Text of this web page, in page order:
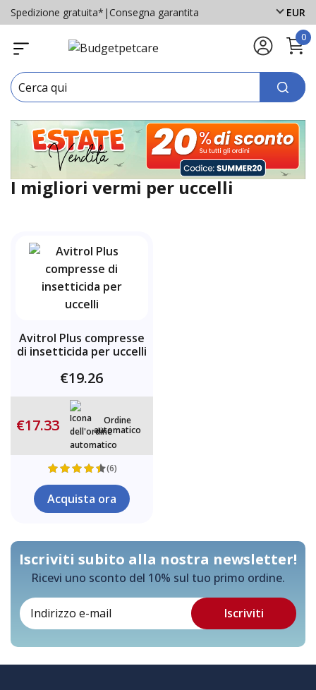
Spedizione gratuita* |Consegna garantita EUR
0
I migliori vermi per uccelli
Avitrol Plus compresse
di insetticida per uccelli
€19.26
€17.33
Ordine
automatico
(6)
Acquista ora
Iscriviti subito alla nostra newsletter!
Ricevi uno sconto del 10% sul tuo primo ordine.